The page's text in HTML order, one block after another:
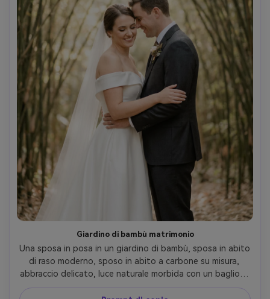
Giardino di bambù matrimonio
Una sposa in posa in un giardino di bambù, sposa in abito
di raso moderno, sposo in abito a carbone su misura,
abbraccio delicato, luce naturale morbida con un bagliore
da sogno, scattato su Canon R5, 85mm f/1.2, scatto